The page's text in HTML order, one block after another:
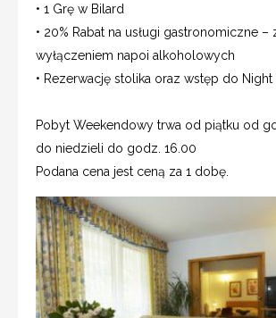
• 1 Grę w Bilard
• 20% Rabat na usługi gastronomiczne –
wyłączeniem napoi alkoholowych
• Rezerwację stolika oraz wstęp do Night
Pobyt Weekendowy trwa od piątku od
do niedzieli do godz. 16.00
Podana cena jest ceną za 1 dobę.